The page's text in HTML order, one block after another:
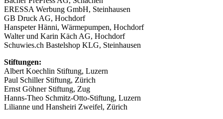
ERESSA Werbung GmbH, Steinhausen
GB Druck AG, Hochdorf
Hanspeter Hänni, Wärmepumpen, Hochdorf
Walter und Karin Käch AG, Hochdorf
Schuwies.ch Bastelshop KLG, Steinhausen
Stiftungen:
Albert Koechlin Stiftung, Luzern
Paul Schiller Stiftung, Zürich
Ernst Göhner Stiftung, Zug
Hanns-Theo Schmitz-Otto-Stiftung, Luzern
Lilianne und Hansheiri Zweifel, Zürich